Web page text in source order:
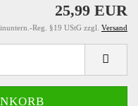
25,99 EUR
Reg. §19 UStG zzgl. Versand